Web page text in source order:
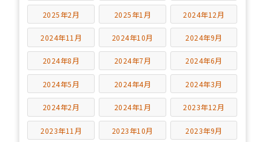
2025年2月 2025年1月 2024年12月
2024年11月 2024年10月 2024年9月
2024年8月 2024年7月 2024年6月
2024年5月 2024年4月 2024年3月
2024年2月 2024年1月 2023年12月
2023年11月 2023年10月 2023年9月